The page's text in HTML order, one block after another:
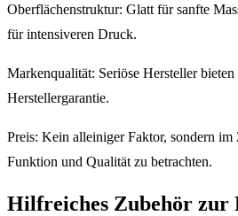
Oberflächenstruktur: Glatt für sanfte
für intensiveren Druck.
Markenqualität: Seriöse Hersteller
Herstellergarantie.
Preis: Kein alleiniger Faktor, sondern im
Funktion und Qualität zu betrachten.
Hilfreiches Zubehör zur